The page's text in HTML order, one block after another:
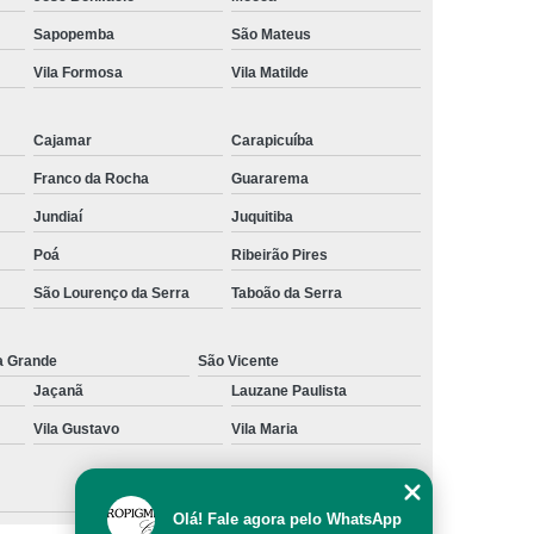
Preenchimento Capilar com Micro Ponto
Preenchimento Capilar com Pigmentação
Preenchimento Capilar Masculino
Preenchimento Capilar nas Entradas
Diminuir Testa
Tratamento de Calvície
Tratamento para Calvície com Micopigmentação
Tratamento para Calvície em Homens
Tratamento para Calvície Masculina
Sapopemba São Mateus
Vila Formosa Vila Matilde
Cajamar Carapicuíba
Franco da Rocha Guararema
Jundiaí Juquitiba
Poá Ribeirão Pires
São Lourenço da Serra Taboão da Serra
Grande
São Vicente
Jaçanã Lauzane Paulista
Vila Gustavo Vila Maria
Olá! Fale agora pelo WhatsApp